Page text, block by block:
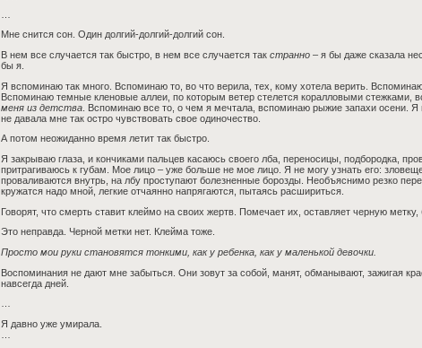
Мне снится сон. Один долгий-долгий-долгий сон.
В нем все случается так быстро, в нем все случается так странно– я бы даже сказала
бы я.
Я вспоминаю так много. Вспоминаю то, во что верила, тех, кому хотела верить.
Вспоминаю темные кленовые аллеи, по которым ветер стелется коралловыми стежками,
меня из детства. Вспоминаю все то, о чем я мечтала, вспоминаю рыжие запахи осени. Я
не давала мне так остро чувствовать свое одиночество.
А потом неожиданно время летит так быстро.
Я закрываю глаза, и кончиками пальцев касаюсь своего лба, переносицы, подбородка,
притрагиваюсь к губам. Мое лицо – уже больше не мое лицо. Я не могу узнать его:
проваливаются внутрь, на лбу проступают болезненные борозды. Необъяснимо резко
кружатся надо мной, легкие отчаянно напрягаются, пытаясь расшириться.
Говорят, что смерть ставит клеймо на своих жертв. Помечает их, оставляет черную метку,
Это неправда. Черной метки нет. Клейма тоже.
Просто мои руки становятся тонкими, как у ребенка, как у маленькой девочки.
Воспоминания не дают мне забыться. Они зовут за собой, манят, обманывают, зажигая
навсегда дней.
Я давно уже умирала.